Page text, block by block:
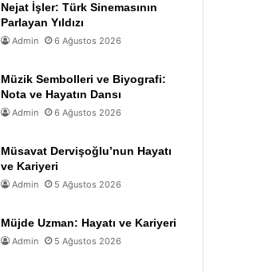
Nejat İşler: Türk Sinemasının
Parlayan Yıldızı
Admin 6 Ağustos 2026
Müzik Sembolleri ve Biyografi:
Nota ve Hayatın Dansı
Admin 6 Ağustos 2026
Müsavat Dervişoğlu’nun Hayatı
ve Kariyeri
Admin 5 Ağustos 2026
Müjde Uzman: Hayatı ve Kariyeri
Admin 5 Ağustos 2026